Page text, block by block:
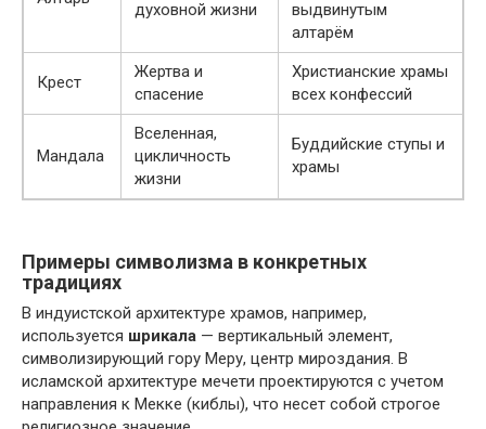
духовной жизни
выдвинутым
алтарём
Крест
Жертва и
спасение
Христианские храмы
всех конфессий
Мандала
Вселенная,
цикличность
жизни
Буддийские ступы и
храмы
Примеры символизма в конкретных
традициях
В индуистской архитектуре храмов, например,
используется шрикала — вертикальный элемент,
символизирующий гору Меру, центр мироздания. В
исламской архитектуре мечети проектируются с учетом
направления к Мекке (киблы), что несет собой строгое